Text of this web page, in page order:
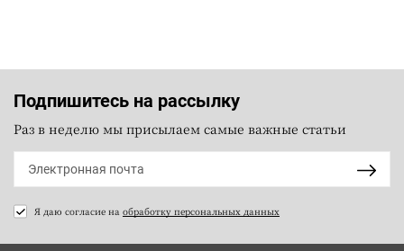
Подпишитесь на рассылку
Раз в неделю мы присылаем самые важные статьи
Я даю согласие на обработку персональных данных